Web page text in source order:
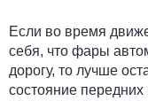
Если во время
себя, что фары
дорогу, то лучше
состояние